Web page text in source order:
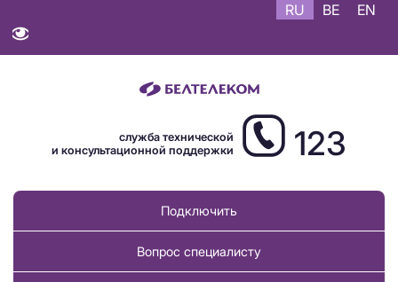
RU BE EN
служба технической
и консультационной поддержки
123
Подключить
Вопрос специалисту